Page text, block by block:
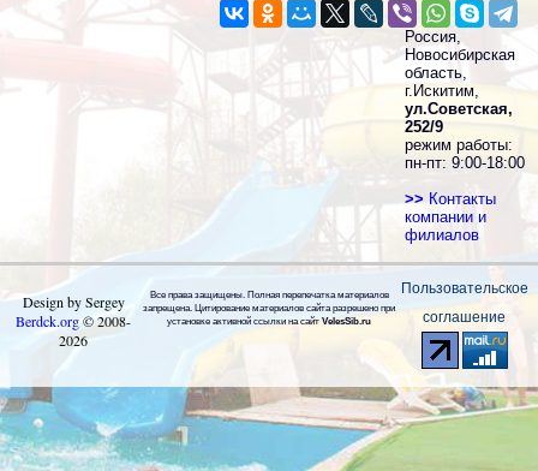
Россия,
Новосибирская
область,
г.Искитим,
ул.Советская,
252/9
режим работы:
пн-пт: 9:00-18:00
>> Контакты
компании и
филиалов
Design by Sergey
Berdck.org©2008-
2026
Все права защищены. Полная перепечатка материалов
запрещена. Цитирование материалов сайта разрешено при
установке активной ссылки на сайт VelesSib.ru
Пользовательское
соглашение